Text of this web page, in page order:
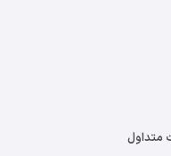
متداول